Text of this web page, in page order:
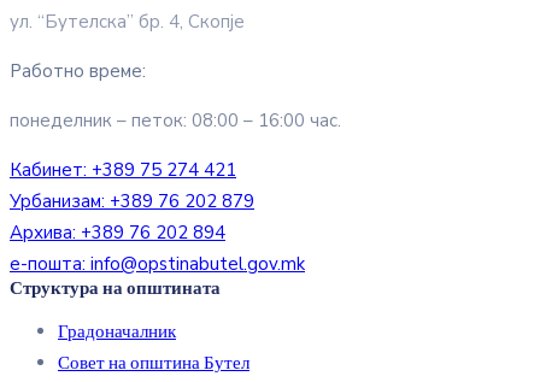
ул. “Бутелска” бр. 4, Скопје
Работно време:
понеделник – петок: 08:00 – 16:00 час.
Кабинет: +389 75 274 421
Урбанизам: +389 76 202 879
Архива: +389 76 202 894
е-пошта: info@opstinabutel.gov.mk
Структура на општината
Градоначалник
Совет на општина Бутел